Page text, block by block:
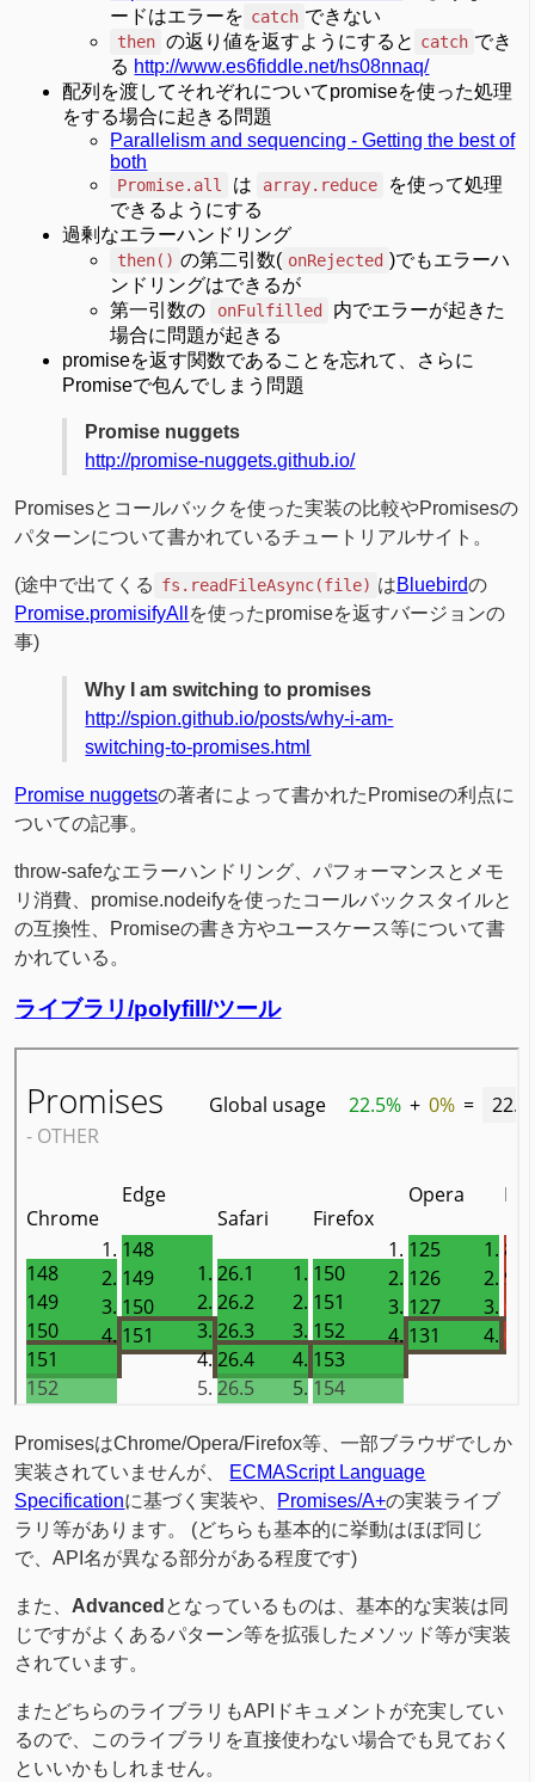
ードはエラーを catch できない
then の返り値を返すようにすると catch でき
る http://www.es6fiddle.net/hs08nnaq/
配列を渡してそれぞれについてpromiseを使った処理
をする場合に起きる問題
Parallelism and sequencing - Getting the best of
both
Promise.all は array.reduce
を使って処理
できるようにする
過剰なエラーハンドリング
then() の第二引数( onRejected )でもエラーハ
ンドリングはできるが
第一引数の
onFulfilled
内でエラーが起きた
場合に問題が起きる
promiseを返す関数であることを忘れて、さらに
Promiseで包んでしまう問題
Promise nuggets
http://promise-nuggets.github.io/
Promisesとコールバックを使った実装の比較やPromisesの
パターンについて書かれているチュートリアルサイト。
(途中で出てくる fs.readFileAsync(file) はBluebirdの
Promise.promisifyAll を使ったpromiseを返すバージョンの
事)
Why I am switching to promises
http://spion.github.io/posts/why-i-am-
switching-to-promises.html
Promise nuggetsの著者によって書かれたPromiseの利点に
ついての記事。
throw-safeなエラーハンドリング、パフォーマンスとメモ
リ消費、promise.nodeifyを使ったコールバックスタイルと
の互換性、Promiseの書き方やユースケース等について書
かれている。
ライブラリ/polyfill/ツール
PromisesはChrome/Opera/Firefox等、一部ブラウザでしか
実装されていませんが、 ECMAScript Language
Specificationに基づく実装や、 Promises/A+の実装ライブ
ラリ等があります。 (どちらも基本的に挙動はほぼ同じ
で、API名が異なる部分がある程度です)
また、 Advanced となっているものは、基本的な実装は同
じですがよくあるパターン等を拡張したメソッド等が実装
されています。
またどちらのライブラリもAPIドキュメントが充実してい
るので、このライブラリを直接使わない場合でも見ておく
といいかもしれません。